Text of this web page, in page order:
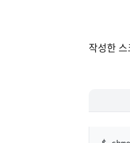
작성한